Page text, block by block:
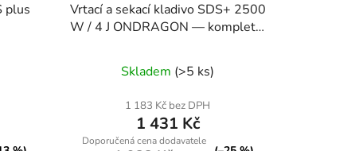
plus
Vrtací a sekací kladivo SDS+ 2500
W / 4 J ONDRAGON — kompletní
hodnocení
produktu
je
3,9
Skladem (>5 ks)
1 183 Kč bez DPH
1 431 Kč